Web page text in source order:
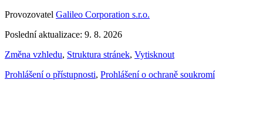
Provozovatel Galileo Corporation s.r.o.
Poslední aktualizace: 9. 8. 2026
Změna vzhledu, Struktura stránek, Vytisknout
Prohlášení o přístupnosti, Prohlášení o ochraně soukromí